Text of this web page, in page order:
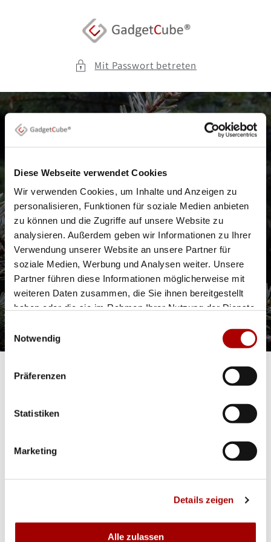
Diese Webseite verwendet Cookies
Wir verwenden Cookies, um Inhalte und Anzeigen zu
personalisieren, Funktionen für soziale Medien anbieten
zu können und die Zugriffe auf unsere Website zu
analysieren. Außerdem geben wir Informationen zu Ihrer
Verwendung unserer Website an unsere Partner für
soziale Medien, Werbung und Analysen weiter. Unsere
Partner führen diese Informationen möglicherweise mit
weiteren Daten zusammen, die Sie ihnen bereitgestellt
haben oder die sie im Rahmen Ihrer Nutzung der Dienste
Einwilligungsauswahl
Notwendig
Präferenzen
Statistiken
Marketing
Details zeigen
Alle zulassen
Mit Passwort betreten
Wir bauen um !
Unser Shop ist aufgrund von planmäßigen
Wartungsarbeiten vorübergehend
geschlossen.
Unseren Kundensupport kannst Du
dennoch kontaktieren unter:
service@gadgetcube.de
E-Mail
E
n
l
a
p
Zertifizierter Shop